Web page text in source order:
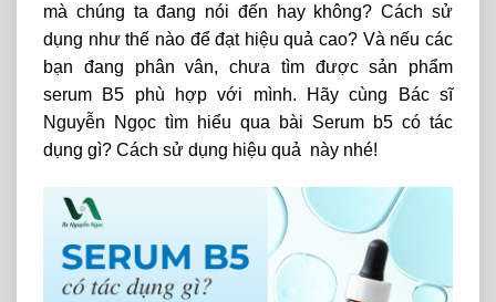
mà chúng ta đang nói đến hay không? Cách sử
dụng như thế nào để đạt hiệu quả cao? Và nếu các
bạn đang phân vân, chưa tìm được sản phẩm
serum B5 phù hợp với mình. Hãy cùng Bác sĩ
Nguyễn Ngọc tìm hiểu qua bài Serum b5 có tác
dụng gì? Cách sử dụng hiệu quả này nhé!